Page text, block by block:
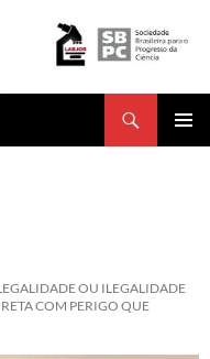
OU ILEGALIDADE
COM PERIGO QUE